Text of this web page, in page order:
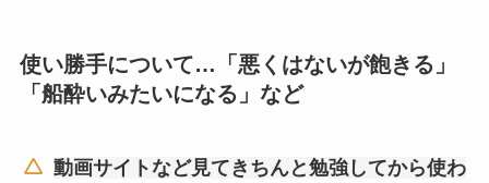
使い勝手について…「悪くはないが飽きる」
「船酔いみたいになる」など
動画サイトなど見てきちんと勉強してから使わ